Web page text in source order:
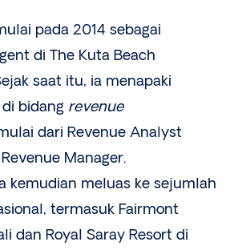
pada 2014 sebagai
di The Kuta Beach
saat itu, ia menapaki
bidang revenue
dari Revenue Analyst
Manager.
kemudian meluas ke sejumlah
termasuk Fairmont
dan Royal Saray Resort di